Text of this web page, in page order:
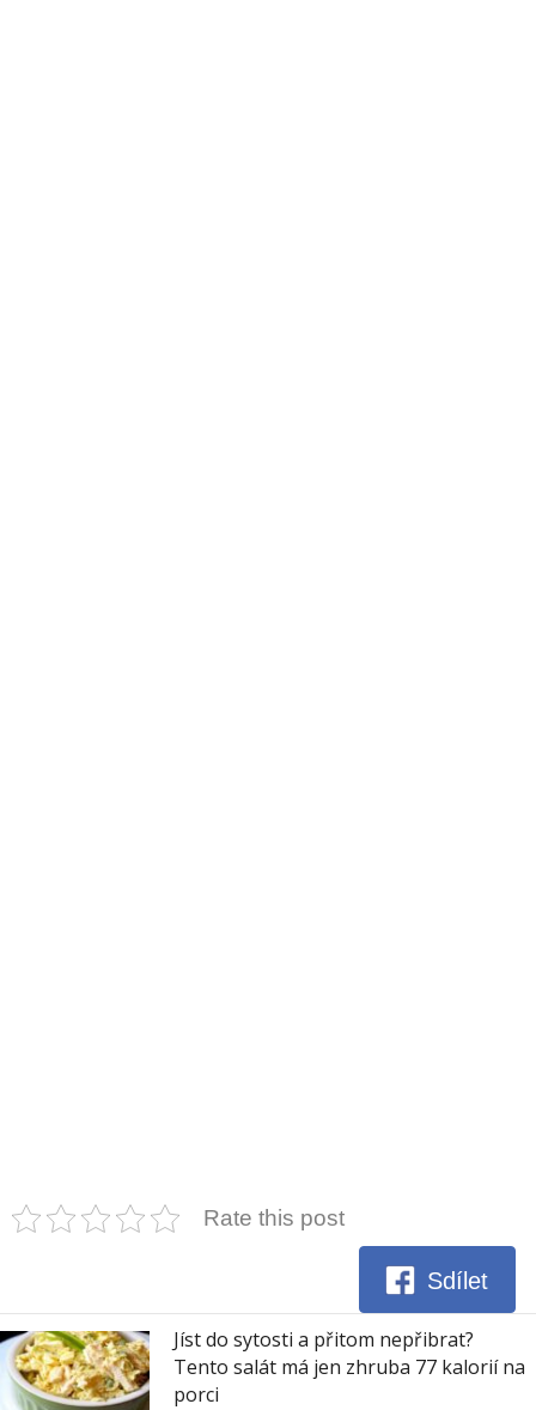
Rate this post
Sdílet
Jíst do sytosti a přitom nepřibrat?
Tento salát má jen zhruba 77 kalorií na
porci